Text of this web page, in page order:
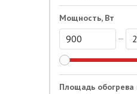
Мощность, Вт
Площадь обогрева